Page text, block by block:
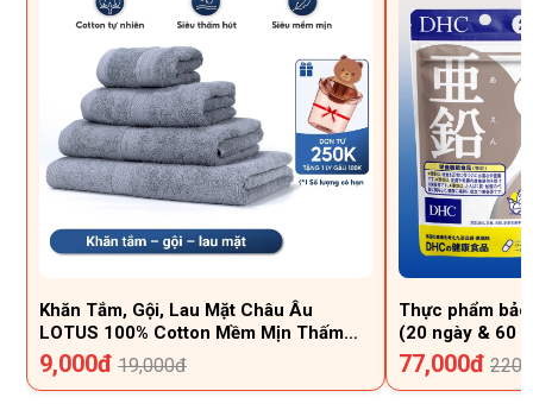
Khăn Tắm, Gội, Lau Mặt Châu Âu
LOTUS 100% Cotton Mềm Mịn Thấm
Hút Dùng Cho Gia Đình Spa Khách Sạn
9,000đ 19,000đ
Thực phẩm
(20 ngày & 60
hỗ trợ bổ sung
77,000đ